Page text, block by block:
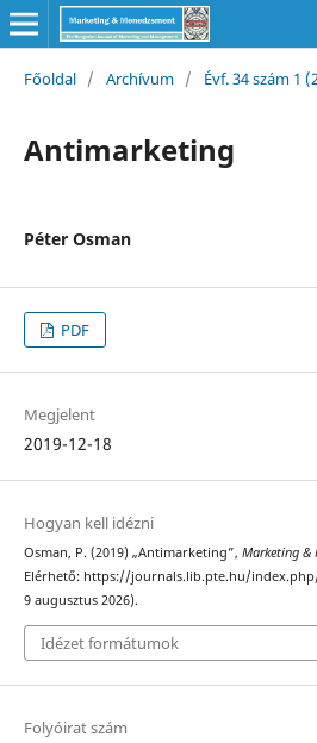
Főoldal / Archívum / Évf. 34 szám 1
Antimarketing
Péter Osman
PDF
Megjelent
2019-12-18
Hogyan kell idézni
Osman, P. (2019) „Antimarketing”, Marketing &
Elérhető: https://journals.lib.pte.hu/
9 augusztus 2026).
Idézet formátumok
Folyóirat szám